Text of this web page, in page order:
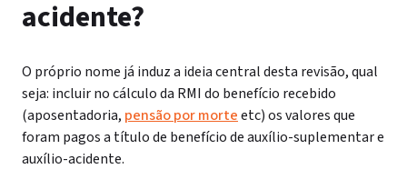
acidente?
O próprio nome já induz a ideia central desta revisão, qual
seja: incluir no cálculo da RMI do benefício recebido
(aposentadoria, pensão por morteetc) os valores que
foram pagos a título de benefício de auxílio-suplementar e
auxílio-acidente.